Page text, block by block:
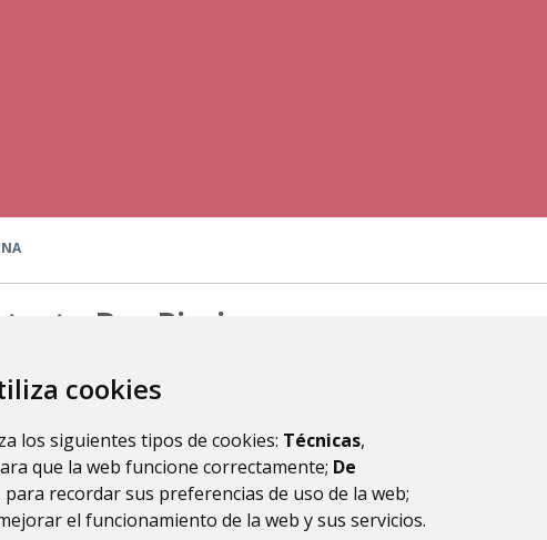
cookies
los siguientes tipos de cookies: Técnicas,
que la web funcione correctamente; De
para recordar sus preferencias de uso de la web;
el funcionamiento de la web y sus servicios.
Bar Piscina